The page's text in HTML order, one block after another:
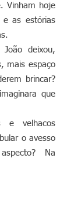
Vinham hoje
e as estórias
deixou,
mais espaço
brincar?
que
e velhacos
o avesso
Na